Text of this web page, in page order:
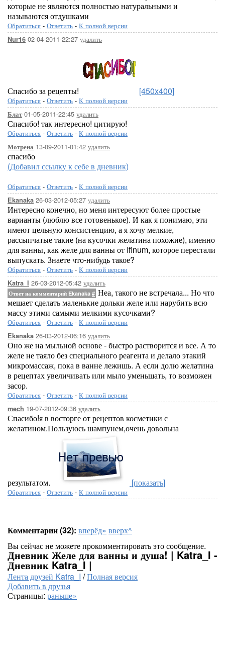
которые не являются полностью натуральными и
называются отдушками
Обратиться - Ответить - К полной версии
Nur16 02-04-2011-22:27 удалить
Спасибо за рецепты! [450x400]
Обратиться - Ответить - К полной версии
Блат01-05-2011-22:45 удалить
Спасибо! так интересно! цитирую!
Обратиться - Ответить - К полной версии
Мотрена 13-09-2011-01:42 удалить
спасибо
(Добавил ссылку к себе в дневник)
Обратиться - Ответить - К полной версии
Ekanaka 26-03-2012-05:27 удалить
Интересно конечно, но меня интересуют более простые
варианты (люблю все готовенькое). И как я понимаю, эти
имеют цельную консистенцию, а я хочу мелкие,
рассыпчатые такие (на кусочки желатина похожие), именно
для ванны, как желе для ванны от Ifinum, которое перестали
выпускать. Знаете что-нибудь такое?
Обратиться - Ответить - К полной версии
Katra_I 26-03-2012-05:42 удалить
Ответ на комментарий Ekanaka # Неа, такого не встречала... Но что
мешает сделать маленькие дольки желе или нарубить всю
массу этими самыми мелкими кусочками?
Обратиться - Ответить - К полной версии
Ekanaka 26-03-2012-06:16 удалить
Оно же на мыльной основе - быстро растворится и все. А то
желе не таяло без специального реагента и делало этакий
микромассаж, пока в ванне лежишь. А если долю желатина
в рецептах увеличивать или мыло уменьшать, то возможен
засор.
Обратиться - Ответить - К полной версии
mech 19-07-2012-09:36 удалить
Спасибо!я в восторге от рецептов косметики с
желатином.Пользуюсь шампунем,очень довольна
результатом. [показать]
Обратиться - Ответить - К полной версии
Комментарии (32): вперёд» вверх^
Вы сейчас не можете прокомментировать это сообщение.
Дневник Желе для ванны и душа! | Katra_I -
Дневник Katra_I |
Лента друзей Katra_I /Полная версия
Добавить в друзья
Страницы: раньше»